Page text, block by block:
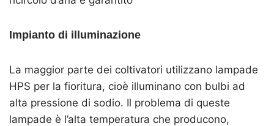
Impianto di illuminazione
La maggior parte dei coltivatori utilizzano lampade
HPS per la fioritura, cioè illuminano con bulbi ad
alta pressione di sodio. Il problema di queste
lampade è l’alta temperatura che producono,